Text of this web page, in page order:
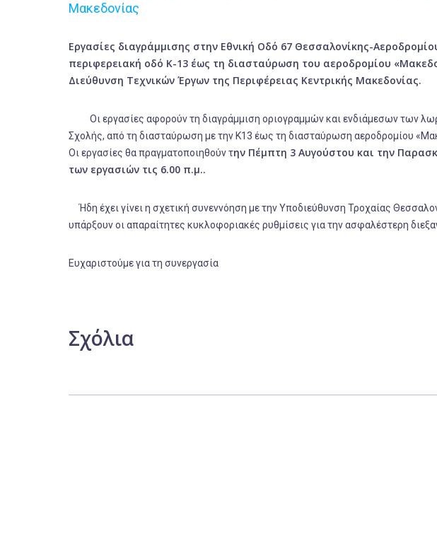
Μακεδονίας
Εργασίες διαγράμμισης στην Εθνική Οδό 67 Θεσσαλονίκης-
περιφερειακή οδό Κ-13 έως τη διασταύρωση του αεροδρομίου
Διεύθυνση Τεχνικών Έργων της Περιφέρειας Κεντρικής Μακεδονίας.
Οι εργασίες αφορούν τη διαγράμμιση οριογραμμών και ενδιάμεσων των
Σχολής, από τη διασταύρωση με την Κ13 έως τη διασταύρωση αεροδρομίου
Οι εργασίες θα πραγματοποιηθούν την Πέμπτη 3 Αυγούστου και την
των εργασιών τις 6.00 π.μ..
Ήδη έχει γίνει η σχετική συνεννόηση με την Υποδιεύθυνση Τροχαίας
υπάρξουν οι απαραίτητες κυκλοφοριακές ρυθμίσεις για την ασφαλέστερη
Ευχαριστούμε για τη συνεργασία
Σχόλια